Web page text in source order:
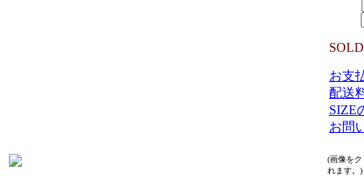
お支
配送
SIZE
お問
(画像を
れます。)